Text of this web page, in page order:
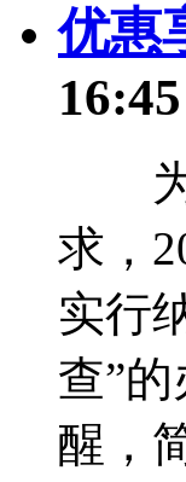
优惠
16:45
为
求，
实行
查”
醒，